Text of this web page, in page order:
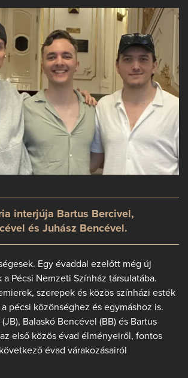
interjúja Bartus Bercivel,
és Juhász Bencével.
Egy évaddal ezelőtt még új
Pécsi Nemzeti Színház társulatába.
szerepek és közös színházi esték
pécsi közönséghez és egymáshoz is.
Balaskó Bencével (BB) és Bartus
első közös évad élményeiről, fontos
évad várakozásairól